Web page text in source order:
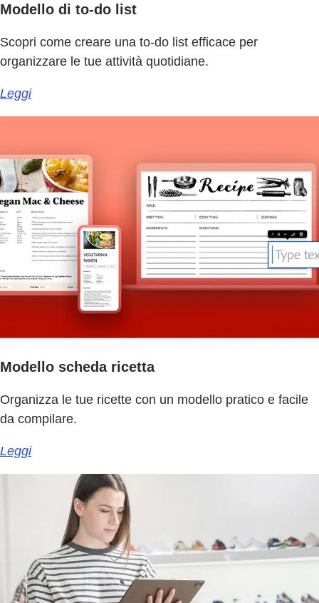
Modello di to-do list
Scopri come creare una to-do list efficace per
organizzare le tue attività quotidiane.
Leggi
Modello scheda ricetta
Organizza le tue ricette con un modello pratico e facile
da compilare.
Leggi